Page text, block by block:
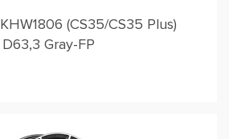
(CS35/CS35 Plus)
Gray-FP